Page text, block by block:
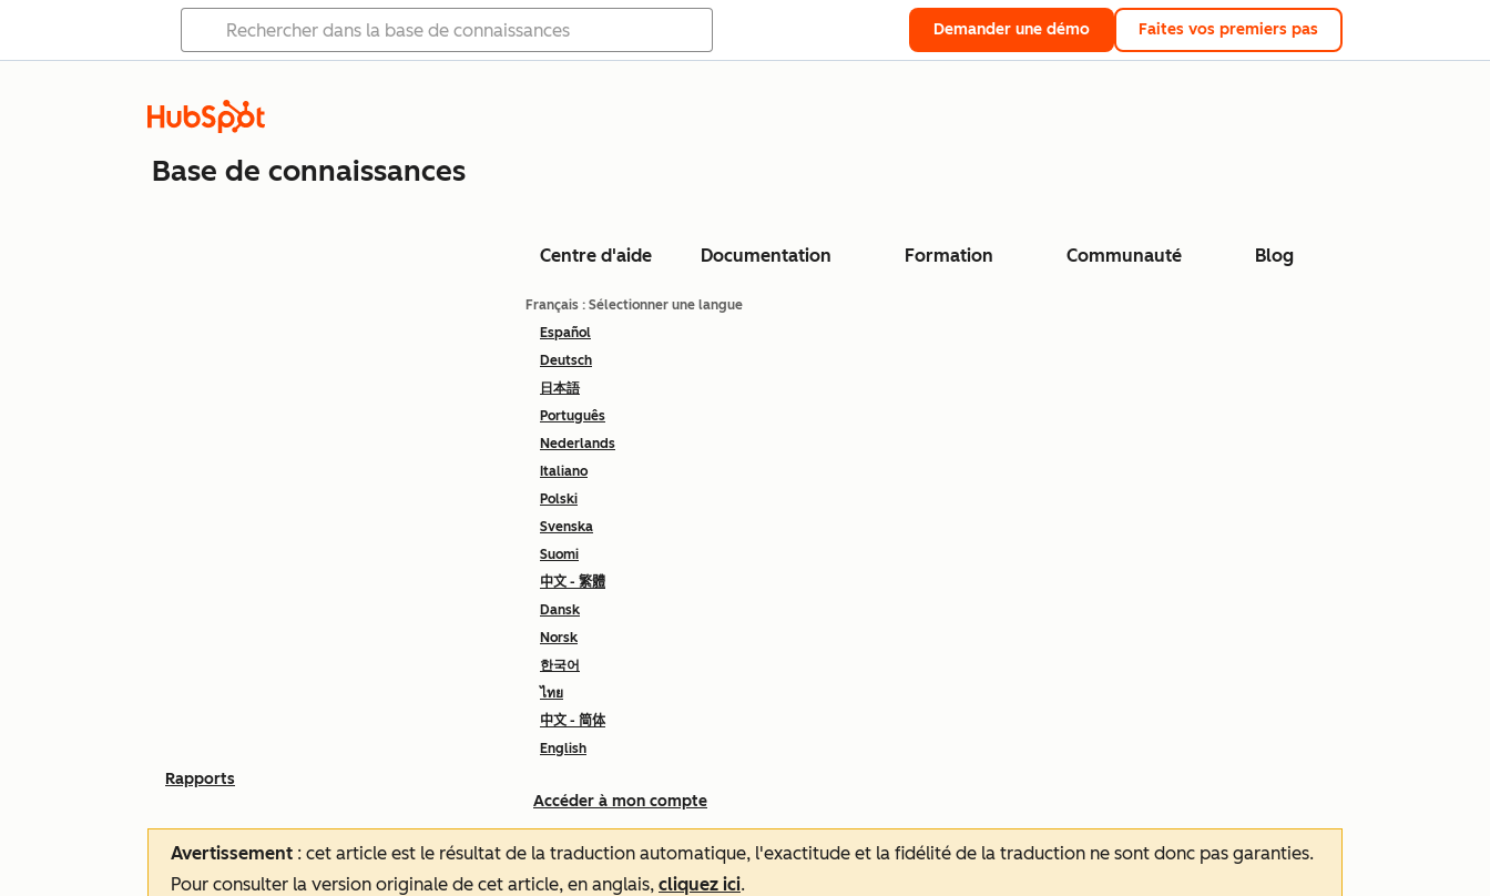
Demander une démo Faites vos premiers pas
Base de connaissances
Centre d'aide Documentation Formation Communauté Blog
Français : Sélectionner une langue
Español
Deutsch
日本語
Português
Nederlands
Italiano
Polski
Svenska
Suomi
中文 - 繁體
Dansk
Norsk
한국어
ไทย
中文 - 简体
English
Accéder à mon compte
Rapports
Avertissement : cet article est le résultat de la traduction automatique, l'exactitude et la fidélité de la traduction ne sont donc pas garanties.
Pour consulter la version originale de cet article, en anglais, cliquez ici.